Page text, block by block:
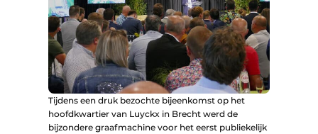
Tijdens een druk bezochte bijeenkomst op het
hoofdkwartier van Luyckx in Brecht werd de
bijzondere graafmachine voor het eerst publiekelijk